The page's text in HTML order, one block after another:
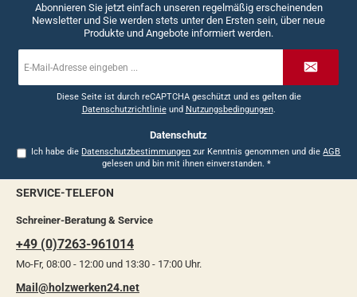
Abonnieren Sie jetzt einfach unseren regelmäßig erscheinenden
Newsletter und Sie werden stets unter den Ersten sein, über neue
Produkte und Angebote informiert werden.
Mail-
Diese Seite ist durch reCAPTCHA geschützt und es gelten die
Datenschutzrichtlinieund Nutzungsbedingungen.
Datenschutz
Ich habe die Datenschutzbestimmungen zur Kenntnis genommen und dieAGB
gelesen und bin mit ihnen einverstanden. *
SERVICE-TELEFON
Schreiner-Beratung & Service
+49 (0)7263-961014
Mo-Fr, 08:00 - 12:00 und 13:30 - 17:00 Uhr.
Mail@holzwerken24.net